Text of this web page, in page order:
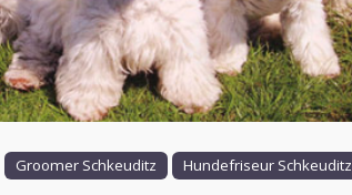
Groomer Schkeuditz Hundefriseur Schkeuditz